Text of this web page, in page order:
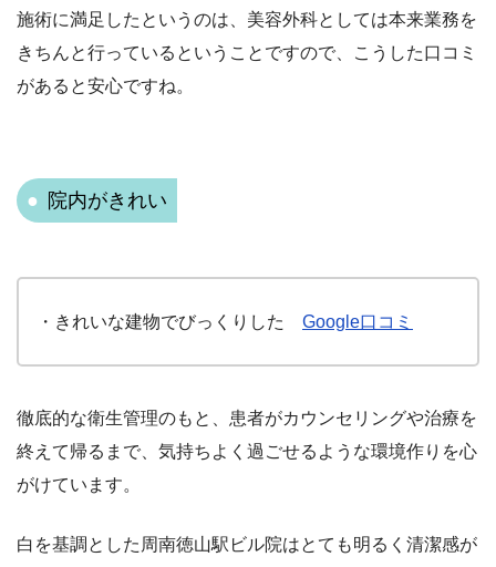
施術に満足したというのは、美容外科としては本来業務を
きちんと行っているということですので、こうした口コミ
があると安心ですね。
院内がきれい
・きれいな建物でびっくりした Google口コミ
徹底的な衛生管理のもと、患者がカウンセリングや治療を
終えて帰るまで、気持ちよく過ごせるような環境作りを心
がけています。
白を基調とした周南徳山駅ビル院はとても明るく清潔感が